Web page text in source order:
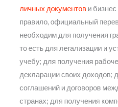
личных документов и
правило, официальный
необходим для получения
то есть для легализации и
учебу; для получения
декларации своих доходов;
соглашений и договоров
странах; для получения